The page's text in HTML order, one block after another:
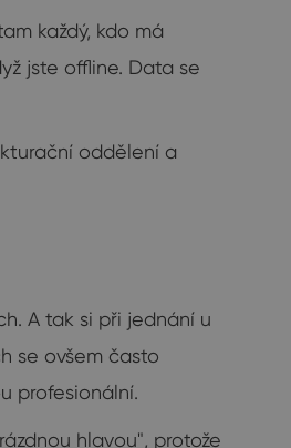
každý, kdo má
jste offline. Data se
oddělení a
A tak si při jednání u
se ovšem často
profesionální.
hlavou", protože